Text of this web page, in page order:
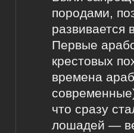
породами,
развивается
Первые
крестовых
времена
что сразу
лошадей —